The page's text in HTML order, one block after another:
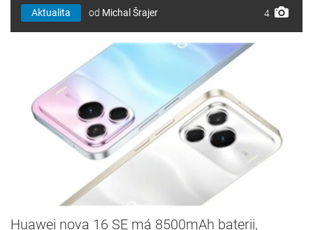
Aktualita od Michal Šrajer 4
Huawei nova 16 SE má 8500mAh baterii,